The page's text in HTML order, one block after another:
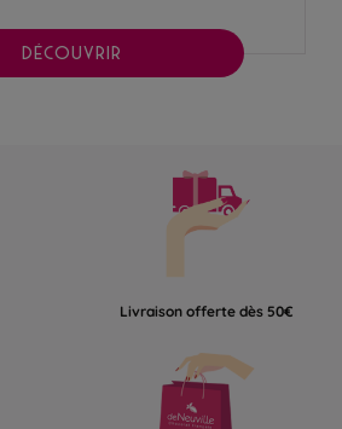
DÉCOUVRIR
Livraison offerte dès 50€